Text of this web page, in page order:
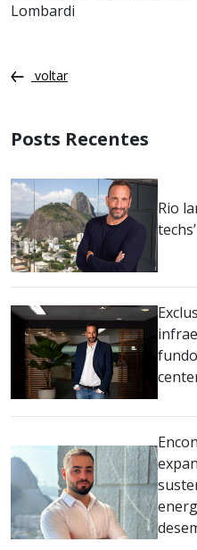
Lombardi
voltar
Posts Recentes
Rio